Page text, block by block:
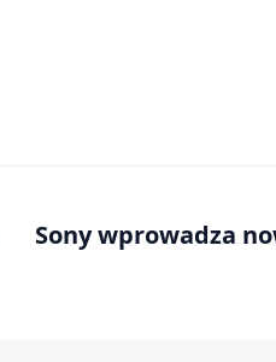
Sony wprowadza